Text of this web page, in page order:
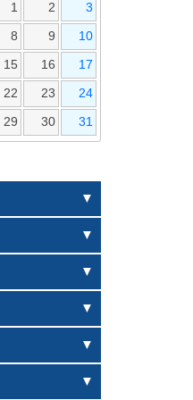
1 2 3
8 9 10
15 16 17
22 23 24
29 30 31